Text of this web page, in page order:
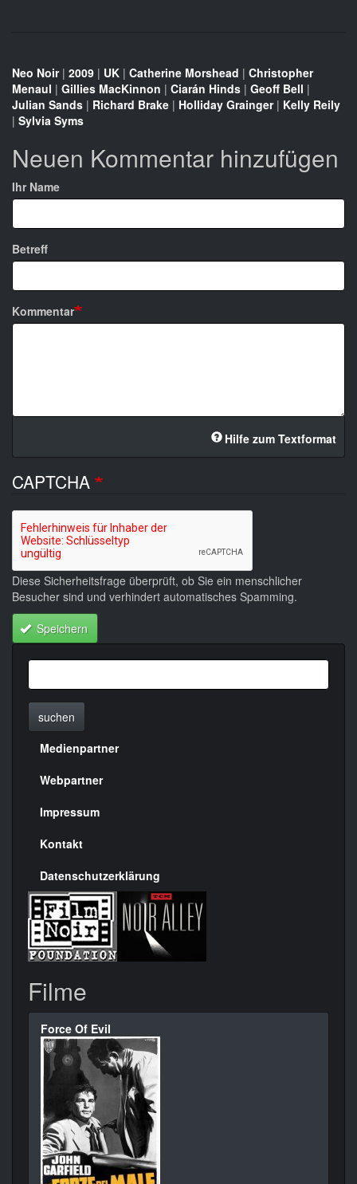
Neo Noir| 2009 | UK | Catherine Morshead | Christopher
Menaul | Gillies MacKinnon | Ciarán Hinds | Geoff Bell |
Julian Sands | Richard Brake | Holliday Grainger| Kelly Reily
| Sylvia Syms
Neuen Kommentar hinzufügen
Ihr Name
Betreff
Kommentar
Hilfe zum Textformat
CAPTCHA
Diese Sicherheitsfrage überprüft, ob Sie ein menschlicher
Besucher sind und verhindert automatisches Spamming.
Speichern
suchen
Menülinks
rechte
Seite
Medienpartner
Webpartner
Impressum
Kontakt
Datenschutzerklärung
Filme
Force Of Evil